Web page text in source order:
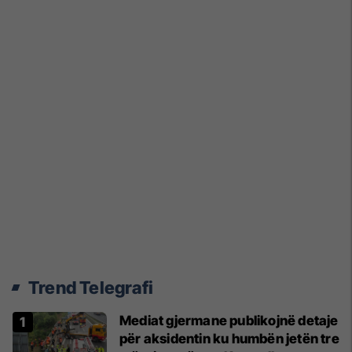
Trend Telegrafi
Mediat gjermane publikojnë detaje
për aksidentin ku humbën jetën tre